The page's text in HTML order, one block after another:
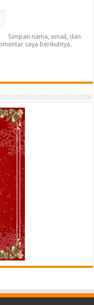
Simpan nama, email, dan
saya berikutnya.